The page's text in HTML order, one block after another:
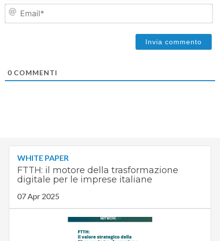
0 COMMENTI
WHITE PAPER
FTTH: il motore della trasformazione
digitale per le imprese italiane
07 Apr 2025